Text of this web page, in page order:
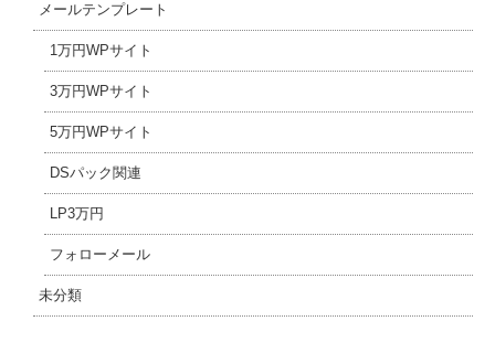
メールテンプレート
1万円WPサイト
3万円WPサイト
5万円WPサイト
DSパック関連
LP3万円
フォローメール
未分類